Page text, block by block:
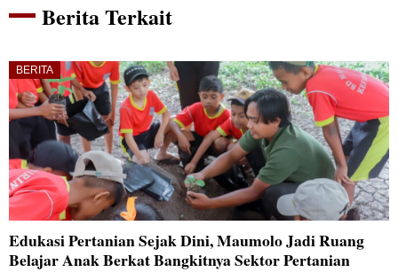
Berita Terkait
BERITA
Edukasi Pertanian Sejak Dini, Maumolo Jadi Ruang
Belajar Anak Berkat Bangkitnya Sektor Pertanian